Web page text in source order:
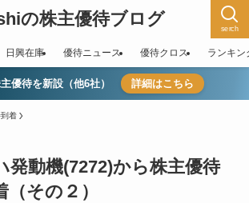
の株主優待ブログ serch
日興在庫 優待ニュース 優待クロス ランキン
優待を新設（他6社） 詳細はこちら
着
発動機(7272)から株主優待
（その２）